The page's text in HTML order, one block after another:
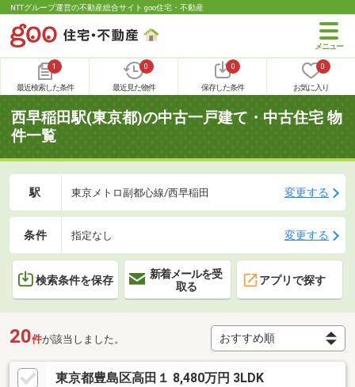
NTTグループ運営の不動産総合サイト goo住宅・不動産
1
最近検索した条件
0
最近見た物件
0
保存した条件
0
お気に入り
西早稲田駅(東京都)の中古一戸建て・中古住宅 物
件一覧
駅 東京メトロ副都心線/西早稲田 変更する
条件 指定なし 変更する
検索条件を保存
新着メールを受
取る
アプリで探す
20件が該当しました。
東京都豊島区高田１ 8,480万円 3LDK